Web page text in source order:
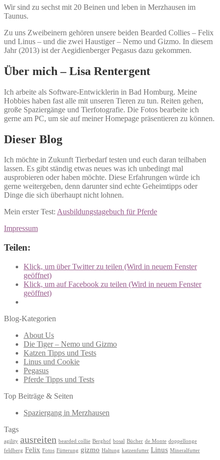
Wir sind zu sechst mit 20 Beinen und leben in Merzhausen im
Taunus.
Zu uns Zweibeinern gehören unsere beiden Bearded Collies – Felix
und Linus – und die zwei Haustiger – Nemo und Gizmo. In diesem
Jahr (2013) ist der Aegidienberger Pegasus dazu gekommen.
Über mich – Lisa Rentergent
Ich arbeite als Software-Entwicklerin in Bad Homburg. Meine
Hobbies haben fast alle mit unseren Tieren zu tun. Reiten gehen,
große Spaziergänge und Tierfotografie. Die Fotos bearbeite ich
gerne am PC, um sie auf meiner Homepage präsentieren zu können.
Dieser Blog
Ich möchte in Zukunft Tierbedarf testen und euch daran teilhaben
lassen. Es gibt ständig etwas neues was ich unbedingt mal
ausprobieren oder haben möchte. Diese Erfahrungen würde ich
gerne weitergeben, denn darunter sind echte Geheimtipps oder
Dinge die sich überhaupt nicht lohnen.
Mein erster Test: Ausbildungstagebuch für Pferde
Impressum
Teilen:
Klick, um über Twitter zu teilen (Wird in neuem Fenster
geöffnet)
Klick, um auf Facebook zu teilen (Wird in neuem Fenster
geöffnet)
Blog-Kategorien
About Us
Die Tiger – Nemo und Gizmo
Katzen Tipps und Tests
Linus und Cookie
Pegasus
Pferde Tipps und Tests
Top Beiträge & Seiten
Spaziergang in Merzhausen
Tags
agility ausreiten bearded collie Berghof bosal Bücher de Monte doppellonge
feldberg Felix Fotos Fütterung gizmo Haltung katzenfutter Linus Mineralfutter